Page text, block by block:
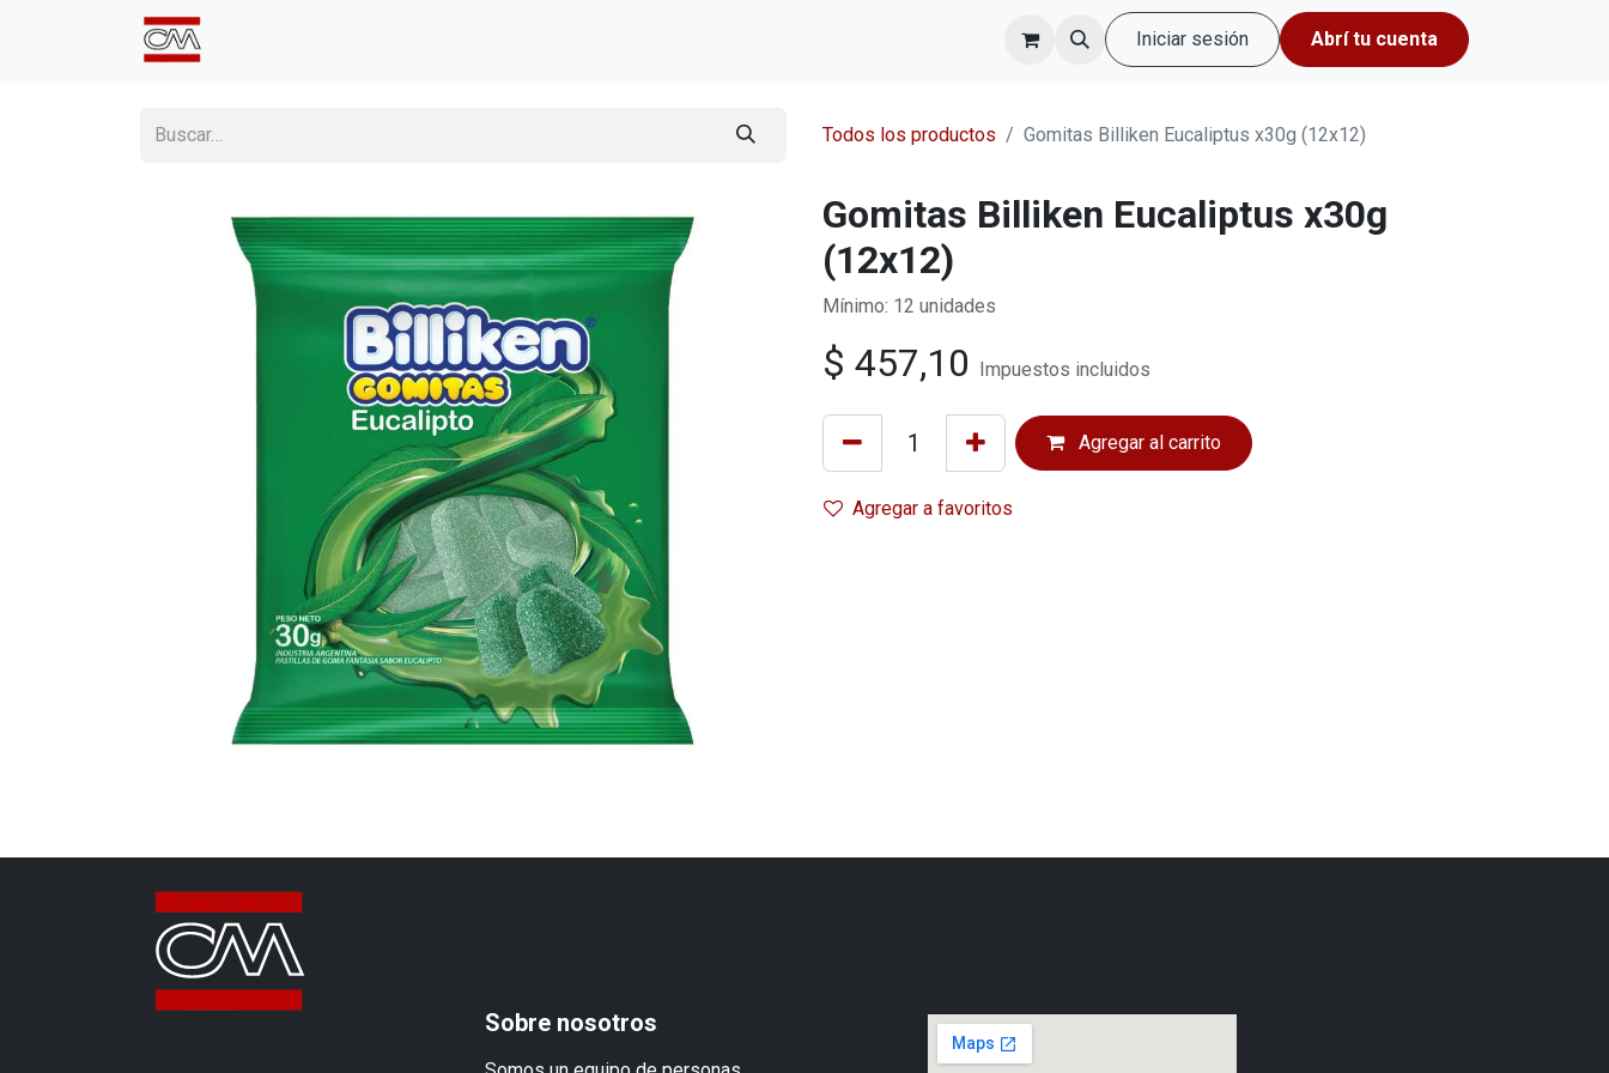
Iniciar sesión Abrí tu cuenta
Todos los productos Gomitas Billiken Eucaliptus x30g (12x12)
Gomitas Billiken Eucaliptus x30g
(12x12)
Mínimo: 12 unidades
$ 457,10 Impuestos incluidos
Agregar al carrito
Agregar a favoritos
Sobre nosotros